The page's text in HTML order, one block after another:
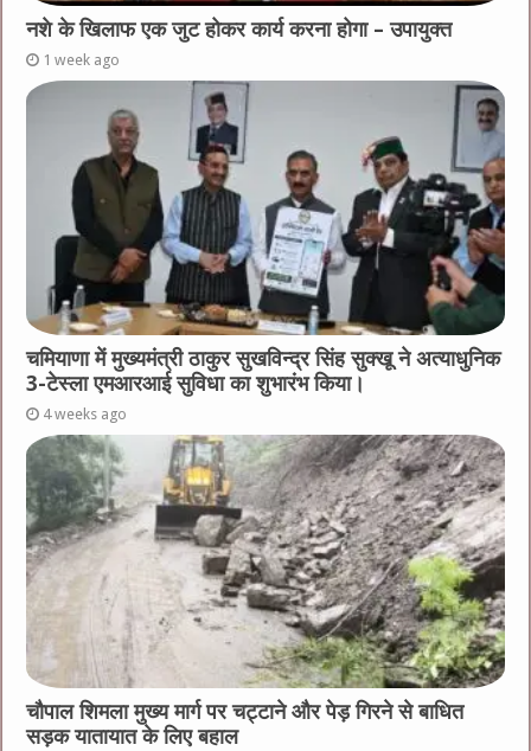
नशे के खिलाफ एक जुट होकर कार्य करना होगा – उपायुक्त
1 week ago
चमियाणा में मुख्यमंत्री ठाकुर सुखविन्द्र सिंह सुक्खू ने अत्याधुनिक
3-टेस्ला एमआरआई सुविधा का शुभारंभ किया।
4 weeks ago
चौपाल शिमला मुख्य मार्ग पर चट्टाने और पेड़ गिरने से बाधित
सड़क यातायात के लिए बहाल